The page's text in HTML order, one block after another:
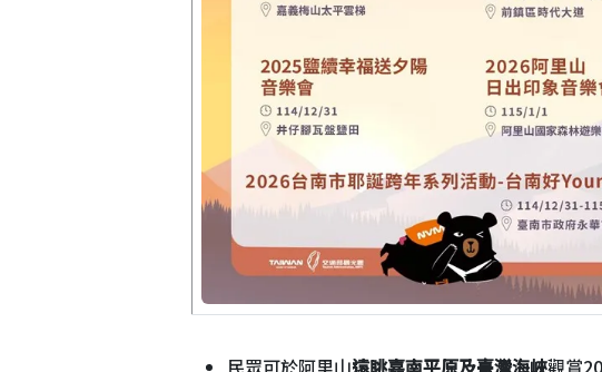
民眾可於阿里山遠眺嘉南平原及臺灣海峽觀賞